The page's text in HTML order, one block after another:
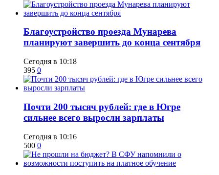
Благоустройство проезда Мунарева
планируют завершить до конца сентября
Сегодня в 10:18
395 0
​Почти 200 тысяч рублей: где в Югре
сильнее всего выросли зарплаты
Сегодня в 10:16
500 0